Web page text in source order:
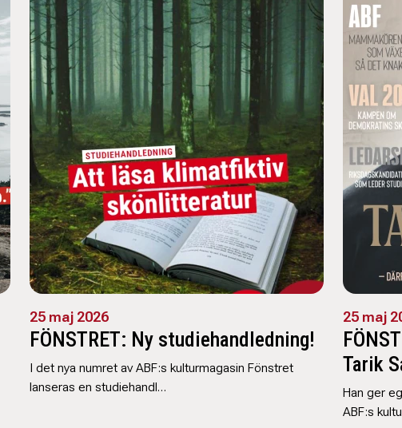
25 maj 2026
FÖNSTRET: Ny studiehandledning!
I det nya numret av ABF:s kulturmagasin Fönstret
lanseras en studiehandl…
25 maj
Tarik
Han ger
ABF:s